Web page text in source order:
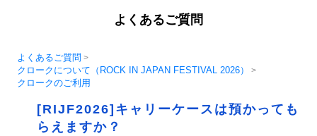
よくあるご質問
よくあるご質問 >
クロークについて（ROCK IN JAPAN FESTIVAL 2026） >
クロークのご利用
[RIJF2026]キャリーケースは預かっても
らえますか？